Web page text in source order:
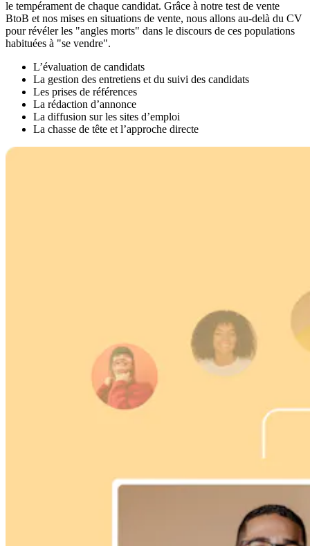
le tempérament de chaque candidat. Grâce à notre test de vente
BtoB et nos mises en situations de vente, nous allons au-delà du CV
pour révéler les "angles morts" dans le discours de ces populations
habituées à "se vendre".
L’évaluation de candidats
La gestion des entretiens et du suivi des candidats
Les prises de références
La rédaction d’annonce
La diffusion sur les sites d’emploi
La chasse de tête et l’approche directe